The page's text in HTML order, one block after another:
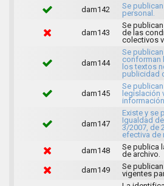
dam142
Se
personal.
dam143
Se
de las
colectivos
dam144
Se
conforman
los textos
publicidad
dam145
Se
legislación
dam147
Existe y se
Igualdad
3/2007, de
efectiva de
dam148
Se publica
de archivo.
dam149
Se
vigentes